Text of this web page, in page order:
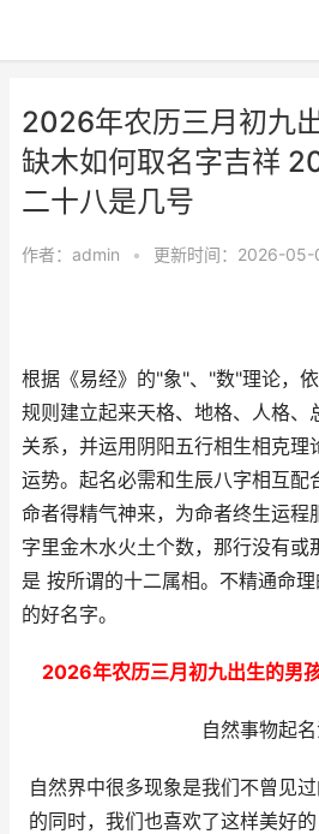
2026年农历三月初九
缺木如何取名字吉祥
二十八是几号
作者： admin • 更新时间：2026-05-
根据《易经》的"象"、"数"理论，
规则建立起来天格、地格、人格、
关系，并运用阴阳五行相生相克理
运势。起名必需和生辰八字相互配
命者得精气神来，为命者终生运程
字里金木水火土个数，那行没有或
是 按所谓的十二属相。不精通命
的好名字。
2026年农历三月初九出生的男
自然事物起
自然界中很多现象是我们不曾见
的同时，我们也喜欢了这样美好